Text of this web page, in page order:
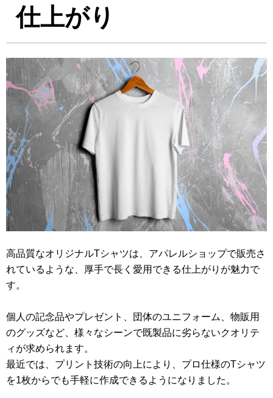
仕上がり
高品質なオリジナルTシャツは、アパレルショップで販売さ
れているような、厚手で長く愛用できる仕上がりが魅力で
す。
個人の記念品やプレゼント、団体のユニフォーム、物販用
のグッズなど、様々なシーンで既製品に劣らないクオリテ
ィが求められます。
最近では、プリント技術の向上により、プロ仕様のTシャツ
を1枚からでも手軽に作成できるようになりました。